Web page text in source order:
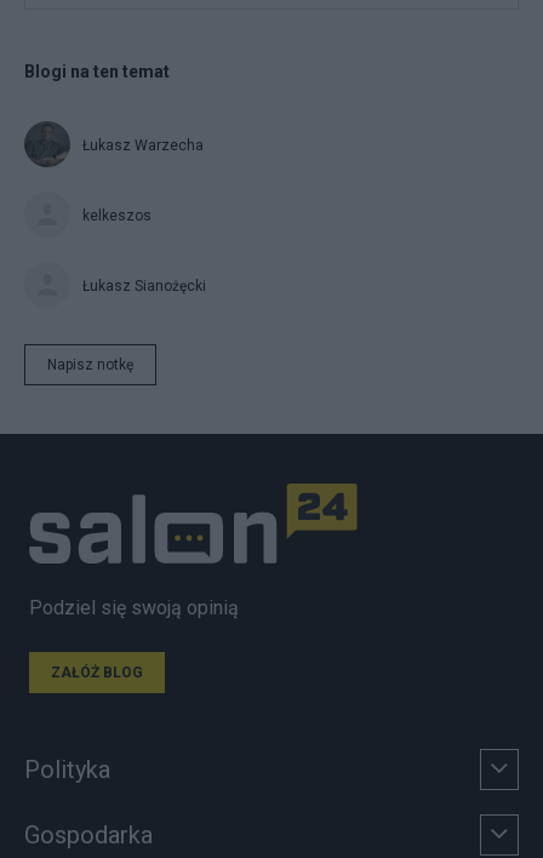
Blogi na ten temat
Łukasz Warzecha
kelkeszos
Łukasz Sianożęcki
Napisz notkę
Podziel się swoją opinią
ZAŁÓŻ BLOG
Polityka
Gospodarka